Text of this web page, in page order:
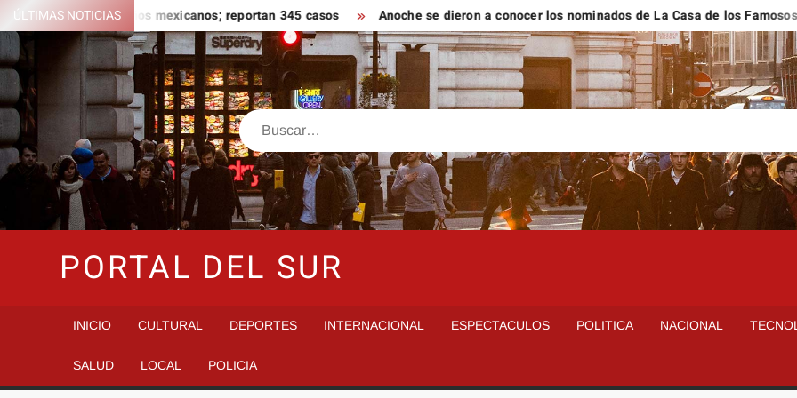
Saltar
al
contenido
ÚLTIMAS NOTICIAS
a jalapeños mexicanos; reportan 345 casos Anoche se dieron a conocer los nominados de La Casa de los Famosos México
Buscar
PORTAL DEL SUR
INICIO CULTURAL DEPORTES INTERNACIONAL ESPECTACULOS POLITICA NACIONAL
SALUD LOCAL POLICIA